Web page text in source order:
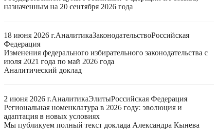
назначенным на 20 сентября 2026 года
18 июня 2026 г.АналитикаЗаконодательствоРоссийская
Федерация
Изменения федерального избирательного законодательства с
июля 2021 года по май 2026 года
Аналитический доклад
2 июня 2026 г.АналитикаЭлитыРоссийская Федерация
Региональная номенклатура в 2026 году: эволюция и
адаптация в новых условиях
Мы публикуем полный текст доклада Александра Кынева